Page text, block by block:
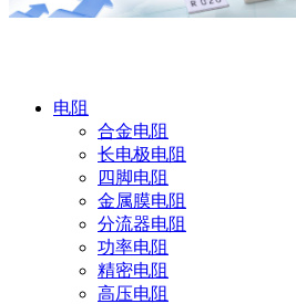
电阻
合金电阻
长电极电阻
四脚电阻
金属膜电阻
分流器电阻
功率电阻
精密电阻
高压电阻